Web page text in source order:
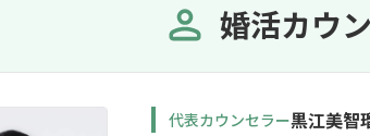
婚活カウ
代表カウンセラー黒江美智